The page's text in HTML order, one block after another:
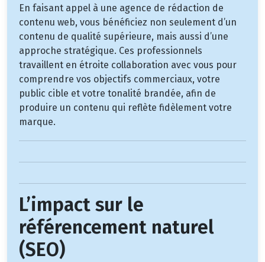
En faisant appel à une agence de rédaction de
contenu web, vous bénéficiez non seulement d’un
contenu de qualité supérieure, mais aussi d’une
approche stratégique. Ces professionnels
travaillent en étroite collaboration avec vous pour
comprendre vos objectifs commerciaux, votre
public cible et votre tonalité brandée, afin de
produire un contenu qui reflète fidèlement votre
marque.
L’impact sur le
référencement naturel
(SEO)